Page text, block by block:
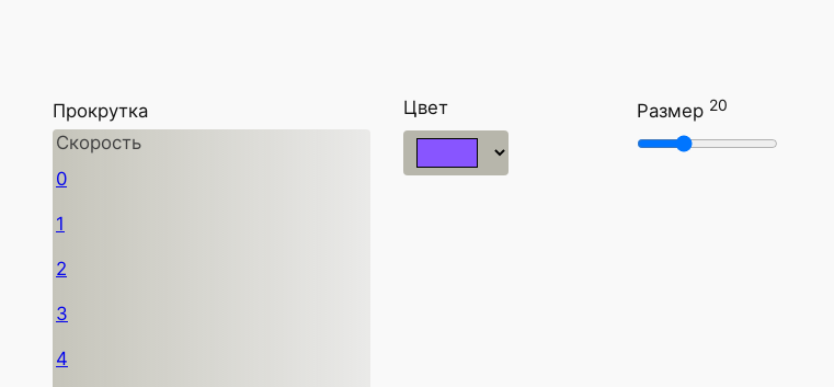
Прокрутка
Скорость
0
1
2
3
4
Цвет Размер 20